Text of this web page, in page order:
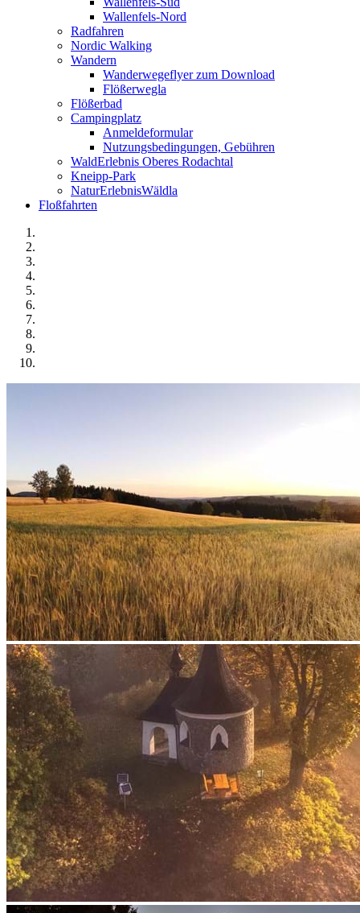
Wallenfels-Nord
Radfahren
Nordic Walking
Wandern
Wanderwegeflyer zum Download
Flößerwegla
Flößerbad
Campingplatz
Anmeldeformular
Nutzungsbedingungen, Gebühren
WaldErlebnis Oberes Rodachtal
Kneipp-Park
NaturErlebnisWäldla
Floßfahrten